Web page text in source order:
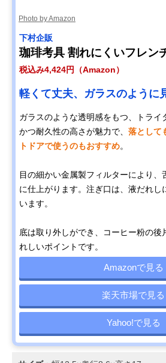
Photo by Amazon
下村企販
珈琲考具 割れにくいフレン
税込み4,424円（Amazon）
軽くて丈夫、ガラスのように
ガラスのような透明感をもつ、トライ
かつ耐久性の高さが魅力で、 落として
トドアで使うのもおすすめ。
目の細かい金属製フィルターにより、
に仕上がります。注ぎ口は、液だれし
います。
底は取り外しができ、コーヒー粉の後
れしいポイントです。
Amazonで見る
楽天市場で見る
Yahoo!で見る